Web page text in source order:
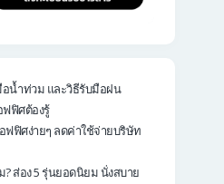
น้ำท่วม และวิธีรับมือฝน
ฟิศต้องรู้
ฟฟิศง่ายๆ ลดค่าใช้จ่ายบริษัท
? ส่อง 5 รุ่นยอดนิยม นั่งสบาย